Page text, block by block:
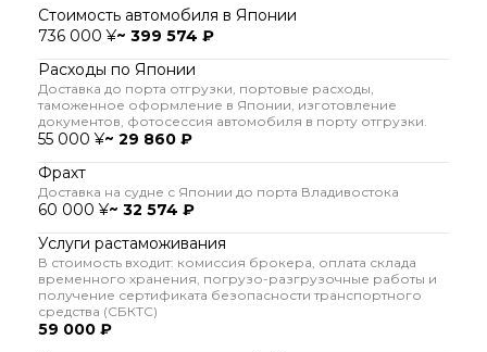
Стоимость автомобиля в Японии
736 000 ¥~ 399 574 ₽
Расходы по Японии
Доставка до порта отгрузки, портовые расходы,
таможенное оформление в Японии, изготовление
документов, фотосессия автомобиля в порту отгрузки.
55 000 ¥~ 29 860 ₽
Фрахт
Доставка на судне с Японии до порта Владивостока
60 000 ¥~ 32 574 ₽
Услуги растаможивания
В стоимость входит: комиссия брокера, оплата склада
временного хранения, погрузо-разгрузочные работы и
получение сертификата безопасности транспортного
средства (СБКТС)
59 000 ₽